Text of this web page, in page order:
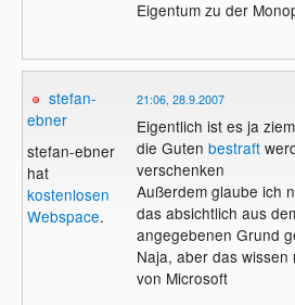
Eigentum zu der
stefan-
ebner
stefan-ebner
hat
kostenlosen
Webspace.
21:06, 28.9.2007
Eigentlich ist es ja
die Guten bestraft
verschenken
Außerdem glaube ich
das absichtlich aus
angegebenen Grund
Naja, aber das
von Microsoft